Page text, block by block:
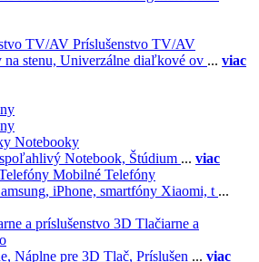
Príslušenstvo TV/AV
stenu, Univerzálne diaľkové ov ... viac
Notebooky
Notebook, Štúdium ... viac
Mobilné Telefóny
iPhone, smartfóny Xiaomi, t ...
3D Tlačiarne a
Náplne pre 3D Tlač, Príslušen ... viac